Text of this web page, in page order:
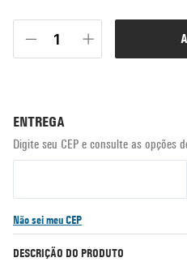
Não sei meu CEP
DESCRIÇÃO DO PRODUTO